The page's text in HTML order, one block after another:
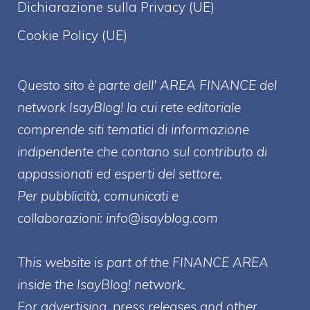
Dichiarazione sulla Privacy (UE)
Cookie Policy (UE)
Questo sito è parte dell' AREA FINANCE del
network IsayBlog! la cui rete editoriale
comprende siti tematici di informazione
indipendente che contano sul contributo di
appassionati ed esperti del settore.
Per pubblicità, comunicati e
collaborazioni: info@isayblog.com
This website is part of the FINANCE AREA
inside the IsayBlog! network.